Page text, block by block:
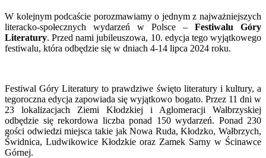
W kolejnym podcaście porozmawiamy o jednym z najważniejszych
literacko-społecznych wydarzeń w Polsce – Festiwalu Góry
Literatury. Przed nami jubileuszowa, 10. edycja tego wyjątkowego
festiwalu, która odbędzie się w dniach 4-14 lipca 2024 roku.
Festiwal Góry Literatury to prawdziwe święto literatury i kultury, a
tegoroczna edycja zapowiada się wyjątkowo bogato. Przez 11 dni w
23 lokalizacjach Ziemi Kłodzkiej i Aglomeracji Wałbrzyskiej
odbędzie się rekordowa liczba ponad 150 wydarzeń. Ponad 230
gości odwiedzi miejsca takie jak Nowa Ruda, Kłodzko, Wałbrzych,
Świdnica, Ludwikowice Kłodzkie oraz Zamek Sarny w Ścinawce
Górnej.